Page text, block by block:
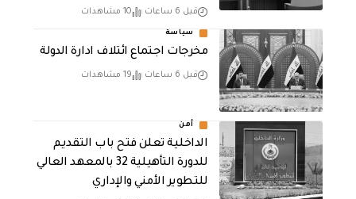
قبل 6 ساعات 10 مشاهدات
سياسة
مخرجات اجتماع ائتلاف ادارة الدولة
قبل 6 ساعات 19 مشاهدات
أمن
الداخلية تعلن فتح باب التقديم
للدورة التأهيلية 32 بالمعهد العالي
للتطوير الأمني والإداري